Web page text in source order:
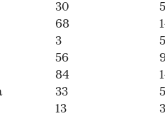
30
68
3
5
56
84
33
13